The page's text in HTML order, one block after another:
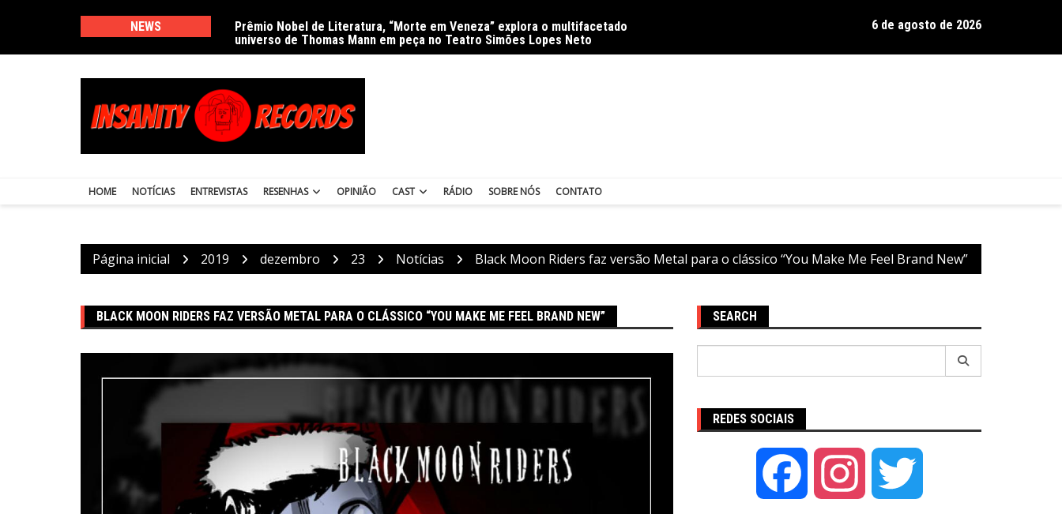
conteúdo
NEWS
Prêmio Nobel de Literatura, “Morte em Veneza” explora o multifacetado
universo de Thomas Mann em peça no Teatro Simões Lopes Neto
Delírios de Hamilton celebra 30 anos de estrada com show no Gravador
6 de agosto de 2026
HOME NOTÍCIAS ENTREVISTAS RESENHAS OPINIÃO CAST RÁDIO SOBRE NÓS CONTATO
Página inicial 2019 dezembro 23 Notícias Black Moon Riders faz versão Metal para o clássico “You Make Me Feel Brand New”
BLACK MOON RIDERS FAZ VERSÃO METAL PARA O CLÁSSICO “YOU MAKE ME FEEL BRAND NEW” SEARCH
REDES SOCIAIS
Facebook Instagram